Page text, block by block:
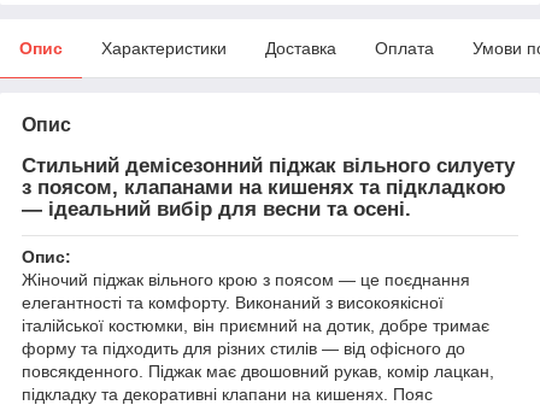
Опис Характеристики Доставка Оплата Умови
Опис
Стильний демісезонний піджак вільного силуету
з поясом, клапанами на кишенях та підкладкою
— ідеальний вибір для весни та осені.
Опис:
Жіночий піджак вільного крою з поясом — це поєднання
елегантності та комфорту. Виконаний з високоякісної
італійської костюмки, він приємний на дотик, добре тримає
форму та підходить для різних стилів — від офісного до
повсякденного. Піджак має двошовний рукав, комір лацкан,
підкладку та декоративні клапани на кишенях. Пояс